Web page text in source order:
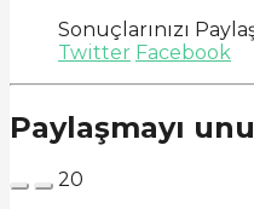
Sonuçlarınızı
Twitter Facebook
Paylaşmayı
20